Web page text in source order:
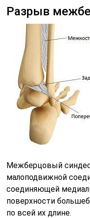
Разрыв
Межберцовый
малоподвижной
соединяющей
поверхности
по всей их длине.